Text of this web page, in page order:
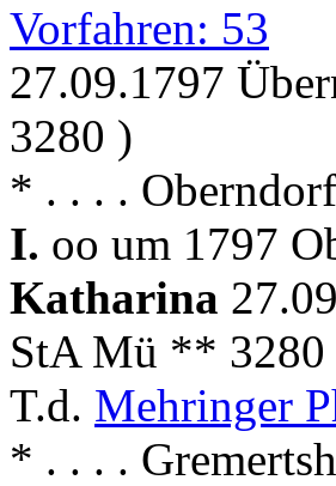
Vorfahren: 53
27.09.1797
3280 )
* . . . .
I. oo um 1797
Katharina
StA Mü ** 3280
T.d. Mehringer
* . . . .